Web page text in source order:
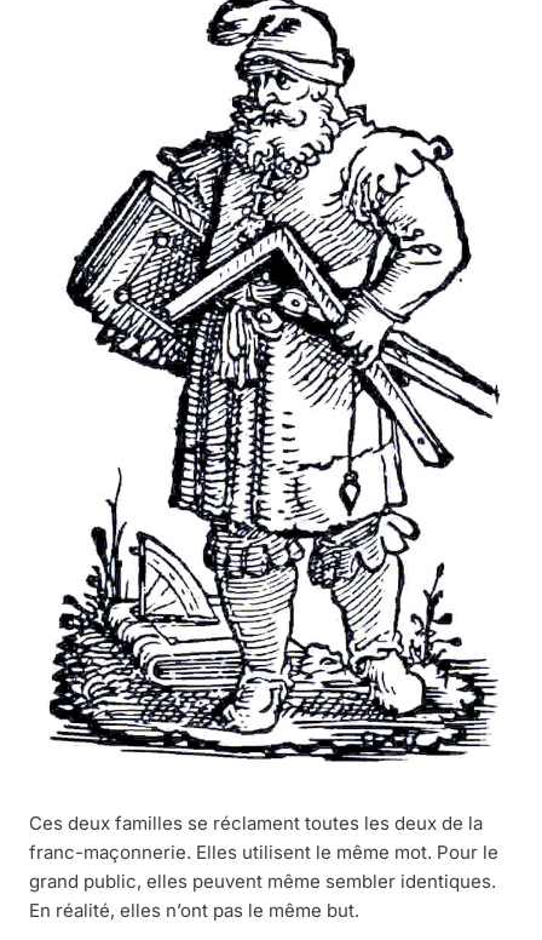
Ces deux familles se réclament toutes les deux de la
franc-maçonnerie. Elles utilisent le même mot. Pour le
grand public, elles peuvent même sembler identiques.
En réalité, elles n’ont pas le même but.